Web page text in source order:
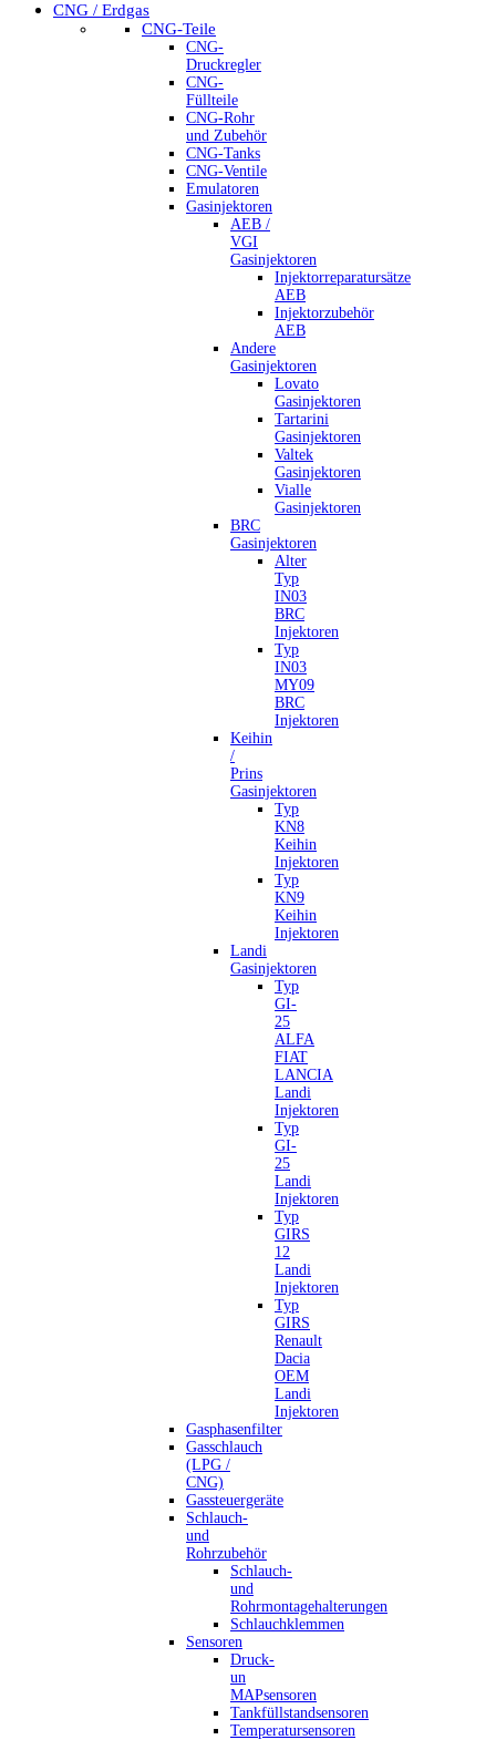
CNG / Erdgas
CNG-Teile
CNG-
Druckregler
CNG-
Füllteile
CNG-Rohr
und Zubehör
CNG-Tanks
CNG-Ventile
Emulatoren
Gasinjektoren
AEB /
VGI
Gasinjektoren
Injektorreparatursätze
AEB
Injektorzubehör
AEB
Andere
Gasinjektoren
Lovato
Gasinjektoren
Tartarini
Gasinjektoren
Valtek
Gasinjektoren
Vialle
Gasinjektoren
BRC
Gasinjektoren
Alter
Typ
IN03
BRC
Injektoren
Typ
IN03
MY09
BRC
Injektoren
Keihin
/
Prins
Gasinjektoren
Typ
KN8
Keihin
Injektoren
Typ
KN9
Keihin
Injektoren
Landi
Gasinjektoren
Typ
GI-
25
ALFA
FIAT
LANCIA
Landi
Injektoren
Typ
GI-
25
Landi
Injektoren
Typ
GIRS
12
Landi
Injektoren
Typ
GIRS
Renault
Dacia
OEM
Landi
Injektoren
Gasphasenfilter
Gasschlauch
(LPG /
CNG)
Gassteuergeräte
Schlauch-
und
Rohrzubehör
Schlauch-
und
Rohrmontagehalterungen
Schlauchklemmen
Sensoren
Druck-
un
MAPsensoren
Tankfüllstandsensoren
Temperatursensoren